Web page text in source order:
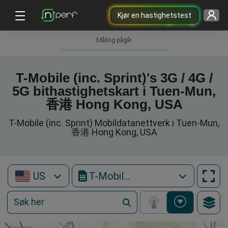
Kjør en hastighetstest
Måling pågår
T-Mobile (inc. Sprint)'s 3G / 4G /
5G bithastighetskart i Tuen-Mun,
香港 Hong Kong, USA
T-Mobile (inc. Sprint) Mobildatanettverk i Tuen-Mun,
香港 Hong Kong, USA
US T-Mobile (inc. Sprint)